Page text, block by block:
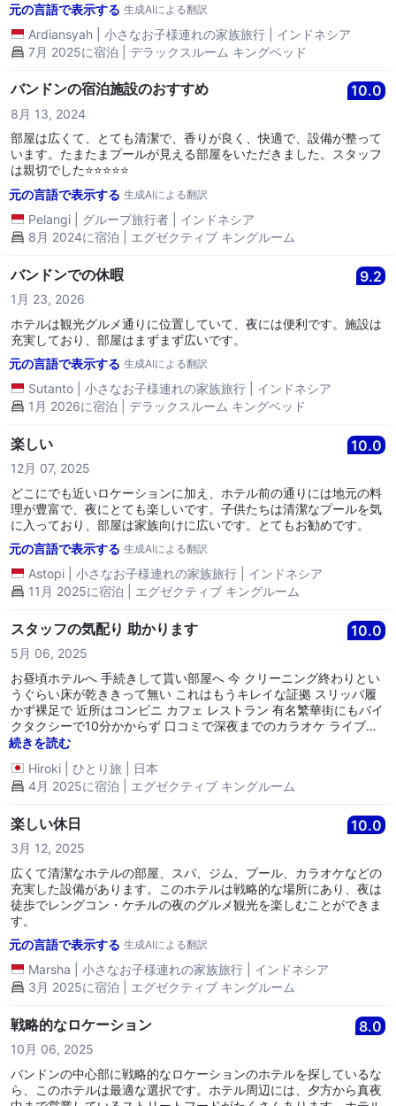
元の言語で表示する 生成AIによる翻訳
Ardiansyah 小さなお子様連れの家族旅行
インドネシア
7月 2025に宿泊 | デラックスルーム キングベッド
バンドンの宿泊施設のおすすめ 10.0
8月 13, 2024
部屋は広くて、とても清潔で、香りが良く、快適で、設備が整って
います。たまたまプールが見える部屋をいただきました。スタッフ
は親切でした⭐️⭐️⭐️⭐️⭐️
元の言語で表示する 生成AIによる翻訳
Pelangi グループ旅行者
インドネシア
8月 2024に宿泊 | エグゼクティブ キングルーム
バンドンでの休暇 9.2
1月 23, 2026
ホテルは観光グルメ通りに位置していて、夜には便利です。施設は
充実しており、部屋はまずまず広いです。
元の言語で表示する 生成AIによる翻訳
Sutanto 小さなお子様連れの家族旅行
インドネシア
1月 2026に宿泊 | デラックスルーム キングベッド
楽しい 10.0
12月 07, 2025
どこにでも近いロケーションに加え、ホテル前の通りには地元の料
理が豊富で、夜にとても楽しいです。子供たちは清潔なプールを気
に入っており、部屋は家族向けに広いです。とてもお勧めです。
元の言語で表示する 生成AIによる翻訳
Astopi 小さなお子様連れの家族旅行
インドネシア
11月 2025に宿泊 | エグゼクティブ キングルーム
スタッフの気配り 助かります 10.0
5月 06, 2025
お昼頃ホテルへ 手続きして貰い部屋へ 今 クリーニング終わりとい
うぐらい床が乾ききって無い これはもうキレイな証拠 スリッパ履
かず裸足で 近所はコンビニ カフェ レストラン 有名繁華街にもバイ
クタクシーで10分かからず 口コミで深夜までのカラオケ ライブ音
の苦情 実際 ありました 私は旅の記録や次の旅程 予約 やることが
スタッフ皆さん笑顔対応 なんて居心地良いホテル と思いました ま
た利用したい
続きを読む
Hiroki
ひとり旅
日本
4月 2025に宿泊 | エグゼクティブ キングルーム
楽しい休日 10.0
3月 12, 2025
広くて清潔なホテルの部屋、スパ、ジム、プール、カラオケなどの
充実した設備があります。このホテルは戦略的な場所にあり、夜は
徒歩でレングコン・ケチルの夜のグルメ観光を楽しむことができま
す。
元の言語で表示する 生成AIによる翻訳
Marsha 小さなお子様連れの家族旅行
インドネシア
3月 2025に宿泊 | エグゼクティブ キングルーム
戦略的なロケーション 8.0
10月 06, 2025
バンドンの中心部に戦略的なロケーションのホテルを探しているな
ら、このホテルは最適な選択です。ホテル周辺には、夕方から真夜